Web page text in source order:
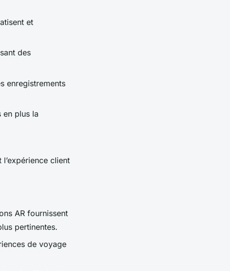
et
des
enregistrements
en plus la
client
AR fournissent
pertinentes.
de voyage